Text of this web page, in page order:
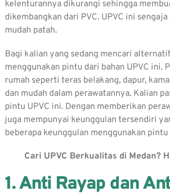
kelenturannya dikurangi sehingga
dikembangkan dari PVC. UPVC ini
mudah patah.
Bagi kalian yang sedang mencari
menggunakan pintu dari bahan UPVC ini.
rumah seperti teras belakang, dapur,
dan mudah dalam perawatannya. Kalian
pintu UPVC ini. Dengan memberikan
juga mempunyai keunggulan tersendiri
beberapa keunggulan menggunakan pintu
Cari UPVC Berkualitas di Medan?
1. Anti Rayap dan